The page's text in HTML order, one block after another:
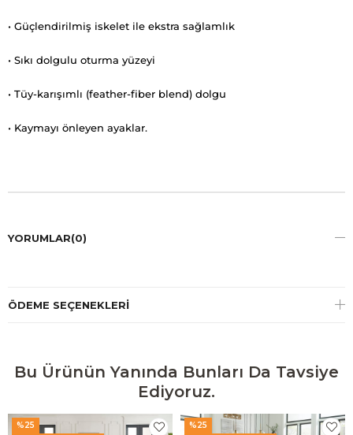
• Güçlendirilmiş iskelet ile ekstra sağlamlık
• Sıkı dolgulu oturma yüzeyi
• Tüy-karışımlı (feather-fiber blend) dolgu
• Kaymayı önleyen ayaklar.
YORUMLAR(0)
ÖDEME SEÇENEKLERI
Bu Ürünün Yanında Bunları Da Tavsiye
Ediyoruz.
%25 %25